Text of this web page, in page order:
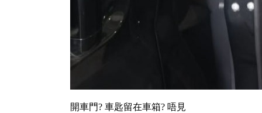
開車門? 車匙留在車箱? 唔見